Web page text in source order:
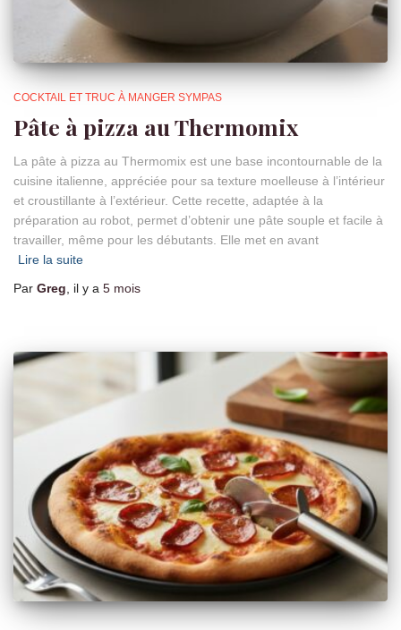
COCKTAIL ET TRUC À MANGER SYMPAS
Pâte à pizza au Thermomix
La pâte à pizza au Thermomix est une base incontournable de la
cuisine italienne, appréciée pour sa texture moelleuse à l’intérieur
et croustillante à l’extérieur. Cette recette, adaptée à la
préparation au robot, permet d’obtenir une pâte souple et facile à
travailler, même pour les débutants. Elle met en avant
Lire la suite
Par Greg , il y a 5 mois